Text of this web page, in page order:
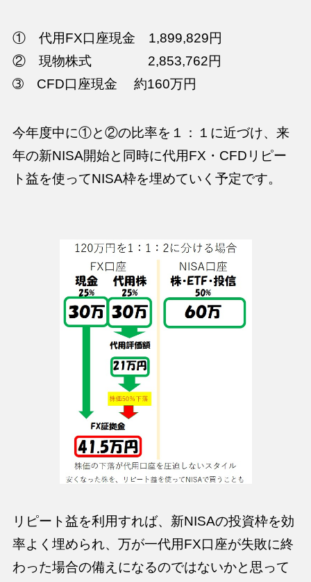
① 代用FX口座現金 1,899,829円
② 現物株式 2,853,762円
➂ CFD口座現金 約160万円
今年度中に①と②の比率を１：１に近づけ、来
年の新NISA開始と同時に代用FX・CFDリピー
ト益を使ってNISA枠を埋めていく予定です。
リピート益を利用すれば、新NISAの投資枠を効
率よく埋められ、万が一代用FX口座が失敗に終
わった場合の備えになるのではないかと思って